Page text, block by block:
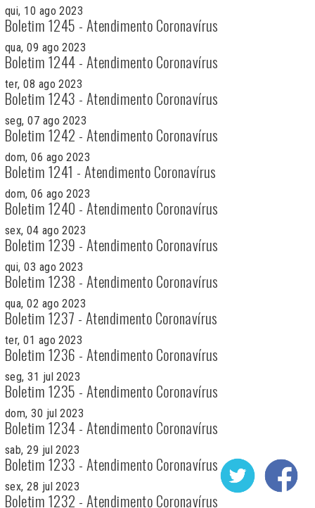
qui, 10 ago 2023
Boletim 1245 - Atendimento Coronavírus
qua, 09 ago 2023
Boletim 1244 - Atendimento Coronavírus
ter, 08 ago 2023
Boletim 1243 - Atendimento Coronavírus
seg, 07 ago 2023
Boletim 1242 - Atendimento Coronavírus
dom, 06 ago 2023
Boletim 1241 - Atendimento Coronavírus
dom, 06 ago 2023
Boletim 1240 - Atendimento Coronavírus
sex, 04 ago 2023
Boletim 1239 - Atendimento Coronavírus
qui, 03 ago 2023
Boletim 1238 - Atendimento Coronavírus
qua, 02 ago 2023
Boletim 1237 - Atendimento Coronavírus
ter, 01 ago 2023
Boletim 1236 - Atendimento Coronavírus
seg, 31 jul 2023
Boletim 1235 - Atendimento Coronavírus
dom, 30 jul 2023
Boletim 1234 - Atendimento Coronavírus
sab, 29 jul 2023
Boletim 1233 - Atendimento Coronavírus
sex, 28 jul 2023
Boletim 1232 - Atendimento Coronavírus